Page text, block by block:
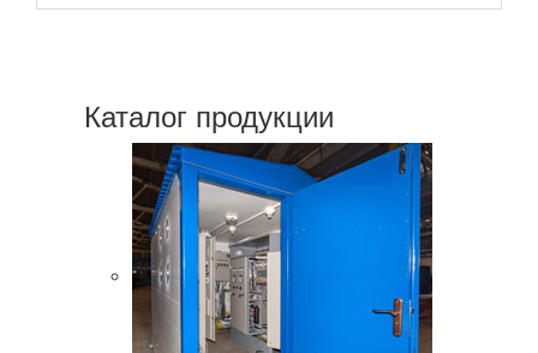
Каталог продукции